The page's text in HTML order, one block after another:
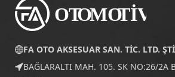
FA OTO AKSESUAR SAN. TİC. LTD.
BAĞLARALTI MAH. 105. SK NO:26/2A